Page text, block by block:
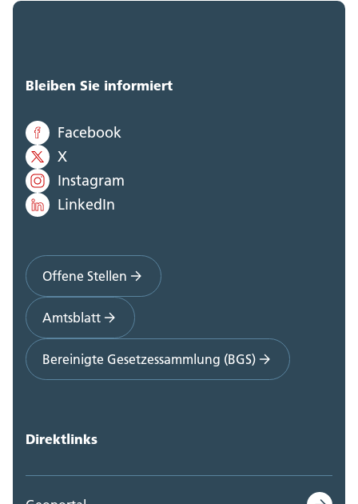
Bleiben Sie informiert
Facebook
X
Instagram
LinkedIn
Offene Stellen
Amtsblatt
Bereinigte Gesetzessammlung (BGS)
Direktlinks